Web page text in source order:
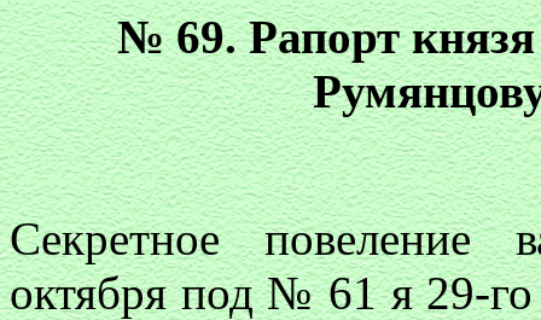
№ 69. Рапорт
Секретное повеление
октября под № 61 я 29-